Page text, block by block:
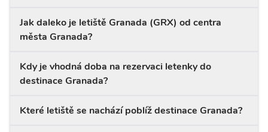
Jak daleko je letiště Granada (GRX) od centra
města Granada?
Kdy je vhodná doba na rezervaci letenky do
destinace Granada?
Které letiště se nachází poblíž destinace Granada?